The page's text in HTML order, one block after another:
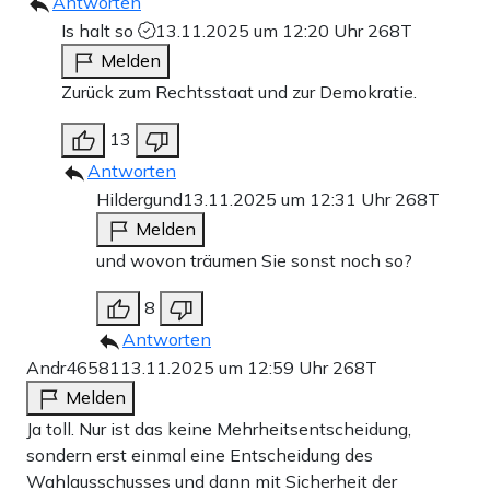
Is halt so
13.11.2025 um 12:20 Uhr 268T
Melden
Zurück zum Rechtsstaat und zur Demokratie.
13
Antworten
Hildergund13.11.2025 um 12:31 Uhr 268T
Melden
und wovon träumen Sie sonst noch so?
8
Antworten
Andr46581 13.11.2025 um 12:59 Uhr 268T
Melden
Ja toll. Nur ist das keine Mehrheitsentscheidung,
sondern erst einmal eine Entscheidung des
Wahlausschusses und dann mit Sicherheit der